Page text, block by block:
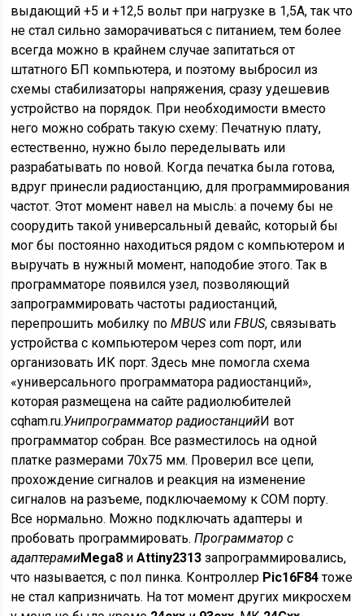
выдающий +5 и +12,5 вольт при нагрузке в 1,5А, так что
не стал сильно заморачиваться с питанием, тем более
всегда можно в крайнем случае запитаться от
штатного БП компьютера, и поэтому выбросил из
схемы стабилизаторы напряжения, сразу удешевив
устройство на порядок. При необходимости вместо
него можно собрать такую схему: Печатную плату,
естественно, нужно было переделывать или
разрабатывать по новой. Когда печатка была готова,
вдруг принесли радиостанцию, для программирования
частот. Этот момент навел на мысль: а почему бы не
соорудить такой универсальный девайс, который бы
мог бы постоянно находиться рядом с компьютером и
выручать в нужный момент, наподобие этого. Так в
программаторе появился узел, позволяющий
запрограммировать частоты радиостанций,
перепрошить мобилку поMBUSилиFBUS, связывать
устройства с компьютером через com порт, или
организовать ИК порт. Здесь мне помогла схема
«универсального программатора радиостанций»,
которая размещена на сайте радиолюбителей
cqham.ru.Унипрограмматор радиостанцийИ вот
программатор собран. Все разместилось на одной
платке размерами 70х75 мм. Проверил все цепи,
прохождение сигналов и реакция на изменение
сигналов на разъеме, подключаемому к COM порту.
Все нормально. Можно подключать адаптеры и
пробовать программировать.Программатор с
адаптерамиMega8 иAttiny2313 запрограммировались,
что называется, с пол пинка. Контроллер Pic16F84тоже
не стал капризничать. На тот момент других микросхем